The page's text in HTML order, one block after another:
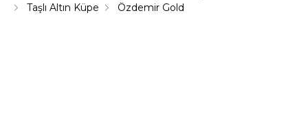
Taşlı Altın Küpe
Özdemir Gold